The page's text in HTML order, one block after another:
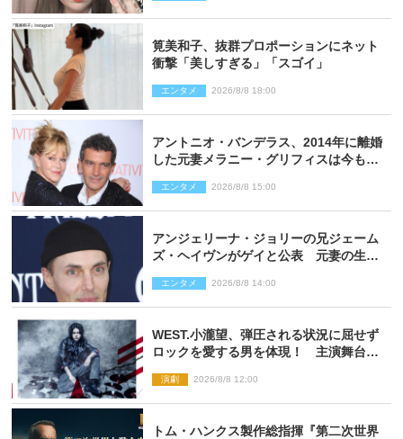
筧美和子、抜群プロポーションにネット
衝撃「美しすぎる」「スゴイ」
エンタメ 2026/8/8 18:00
アントニオ・バンデラス、2014年に離婚
した元妻メラニー・グリフィスは今も
エンタメ 2026/8/8 15:00
アンジェリーナ・ジョリーの兄ジェーム
ズ・ヘイヴンがゲイと公表 元妻の生配
エンタメ 2026/8/8 14:00
WEST.小瀧望、弾圧される状況に屈せず
ロックを愛する男を体現！ 主演舞台
演劇 2026/8/8 12:00
トム・ハンクス製作総指揮『第二次世界